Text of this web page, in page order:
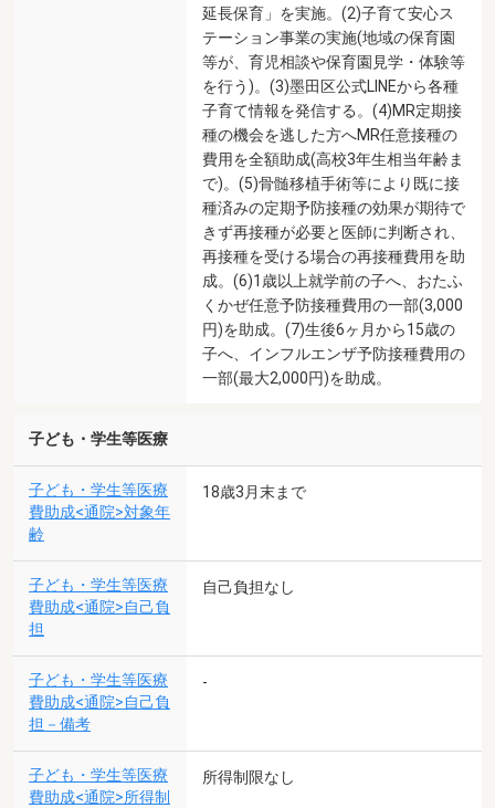
延長保育」を実施。(2)子育て安心ス
テーション事業の実施(地域の保育園
等が、育児相談や保育園見学・体験等
を行う)。(3)墨田区公式LINEから各種
子育て情報を発信する。(4)MR定期接
種の機会を逃した方へMR任意接種の
費用を全額助成(高校3年生相当年齢ま
で)。(5)骨髄移植手術等により既に接
種済みの定期予防接種の効果が期待で
きず再接種が必要と医師に判断され、
再接種を受ける場合の再接種費用を助
成。(6)1歳以上就学前の子へ、おたふ
くかぜ任意予防接種費用の一部(3,000
円)を助成。(7)生後6ヶ月から15歳の
子へ、インフルエンザ予防接種費用の
一部(最大2,000円)を助成。
子ども・学生等医療
子ども・学生等医療
費助成<通院>対象年
齢
18歳3月末まで
子ども・学生等医療
費助成<通院>自己負
担
自己負担なし
子ども・学生等医療
費助成<通院>自己負
担－備考
-
子ども・学生等医療
費助成<通院>所得制
所得制限なし